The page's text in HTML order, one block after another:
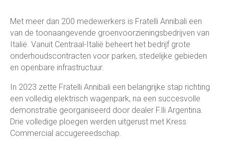
Met meer dan 200 medewerkers is Fratelli Annibali een
van de toonaangevende groenvoorzieningsbedrijven van
Italië. Vanuit Centraal-Italië beheert het bedrijf grote
onderhoudscontracten voor parken, stedelijke gebieden
en openbare infrastructuur.
In 2023 zette Fratelli Annibali een belangrijke stap richting
een volledig elektrisch wagenpark, na een succesvolle
demonstratie georganiseerd door dealer F.lli Argentina.
Drie volledige ploegen werden uitgerust met Kress
Commercial accugereedschap.